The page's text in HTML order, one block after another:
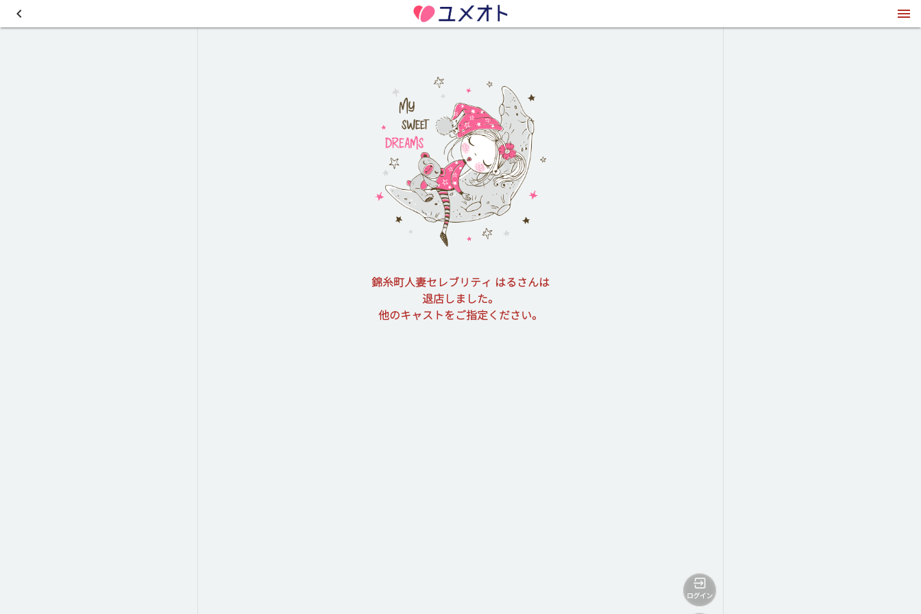
錦糸町人妻セレブリティ はるさんは
退店しました。
他のキャストをご指定ください。